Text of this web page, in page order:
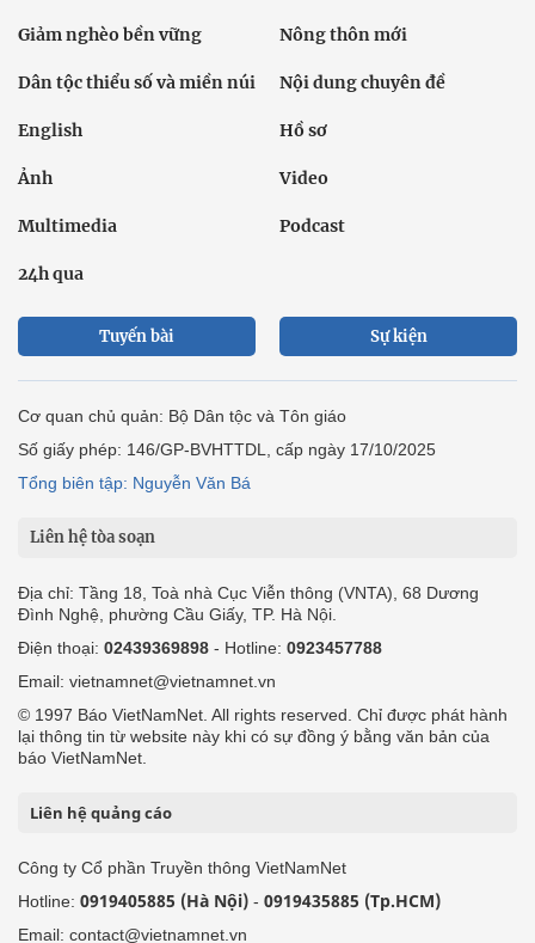
Giảm nghèo bền vững Nông thôn mới
Dân tộc thiểu số và miền núi Nội dung chuyên đề
English Hồ sơ
Ảnh Video
Multimedia Podcast
24h qua
Tuyến bài Sự kiện
Cơ quan chủ quản: Bộ Dân tộc và Tôn giáo
Số giấy phép: 146/GP-BVHTTDL, cấp ngày 17/10/2025
Tổng biên tập: Nguyễn Văn Bá
Liên hệ tòa soạn
Địa chỉ: Tầng 18, Toà nhà Cục Viễn thông (VNTA), 68 Dương
Đình Nghệ, phường Cầu Giấy, TP. Hà Nội.
Điện thoại: 02439369898 - Hotline: 0923457788
Email: vietnamnet@vietnamnet.vn
© 1997 Báo VietNamNet. All rights reserved. Chỉ được phát hành
lại thông tin từ website này khi có sự đồng ý bằng văn bản của
báo VietNamNet.
Liên hệ quảng cáo
Công ty Cổ phần Truyền thông VietNamNet
Hotline: 0919405885 (Hà Nội) - 0919435885 (Tp.HCM)
Email: contact@vietnamnet.vn